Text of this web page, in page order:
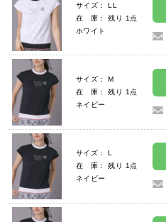
サイズ： LL
在 庫： 残り 1点
ホワイト
サイズ： M
在 庫： 残り 1点
ネイビー
サイズ： L
在 庫： 残り 1点
ネイビー